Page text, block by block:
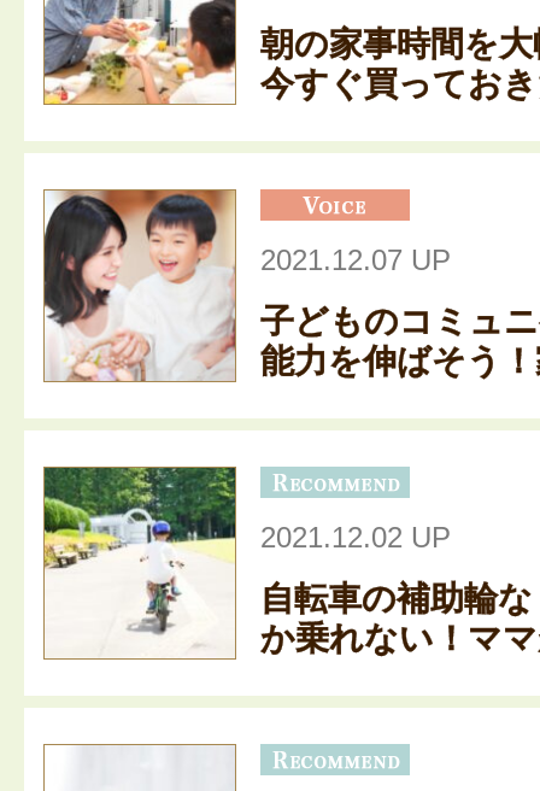
朝の家事時間を
今すぐ買ってお
2021.12.07 UP
子どものコミュ
能力を伸ばそう
2021.12.02 UP
自転車の補助輪
か乗れない！マ